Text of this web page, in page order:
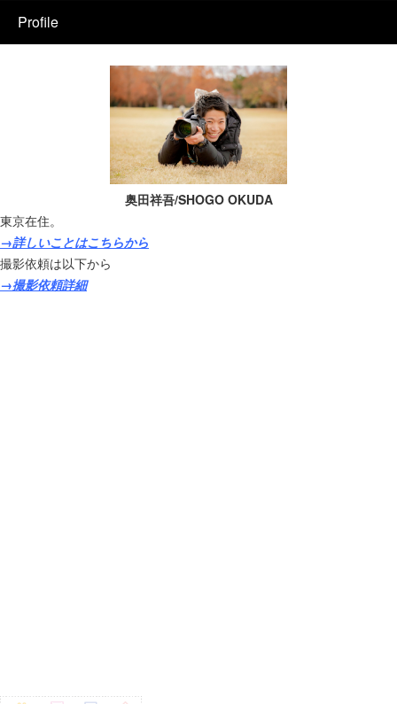
Profile
奥田祥吾/SHOGO OKUDA
東京在住。
→詳しいことはこちらから
撮影依頼は以下から
→撮影依頼詳細